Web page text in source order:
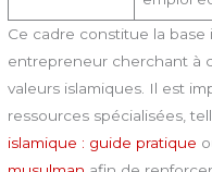
Ce cadre constitue la
entrepreneur cherchant à
valeurs islamiques. Il est
ressources spécialisées,
islamique : guide pratique